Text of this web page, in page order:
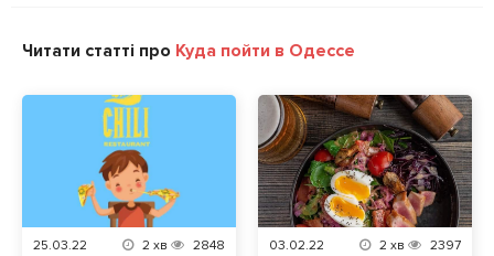
Читати статті про Куда пойти в Одессе
25.03.22 2 хв 2848 03.02.22 2 хв 2397